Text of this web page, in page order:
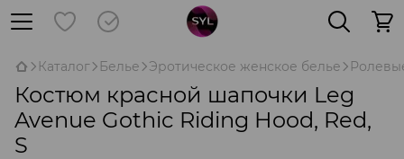
Каталог Белье Эротическое женское белье
Костюм красной шапочки Leg
Avenue Gothic Riding Hood, Red,
S